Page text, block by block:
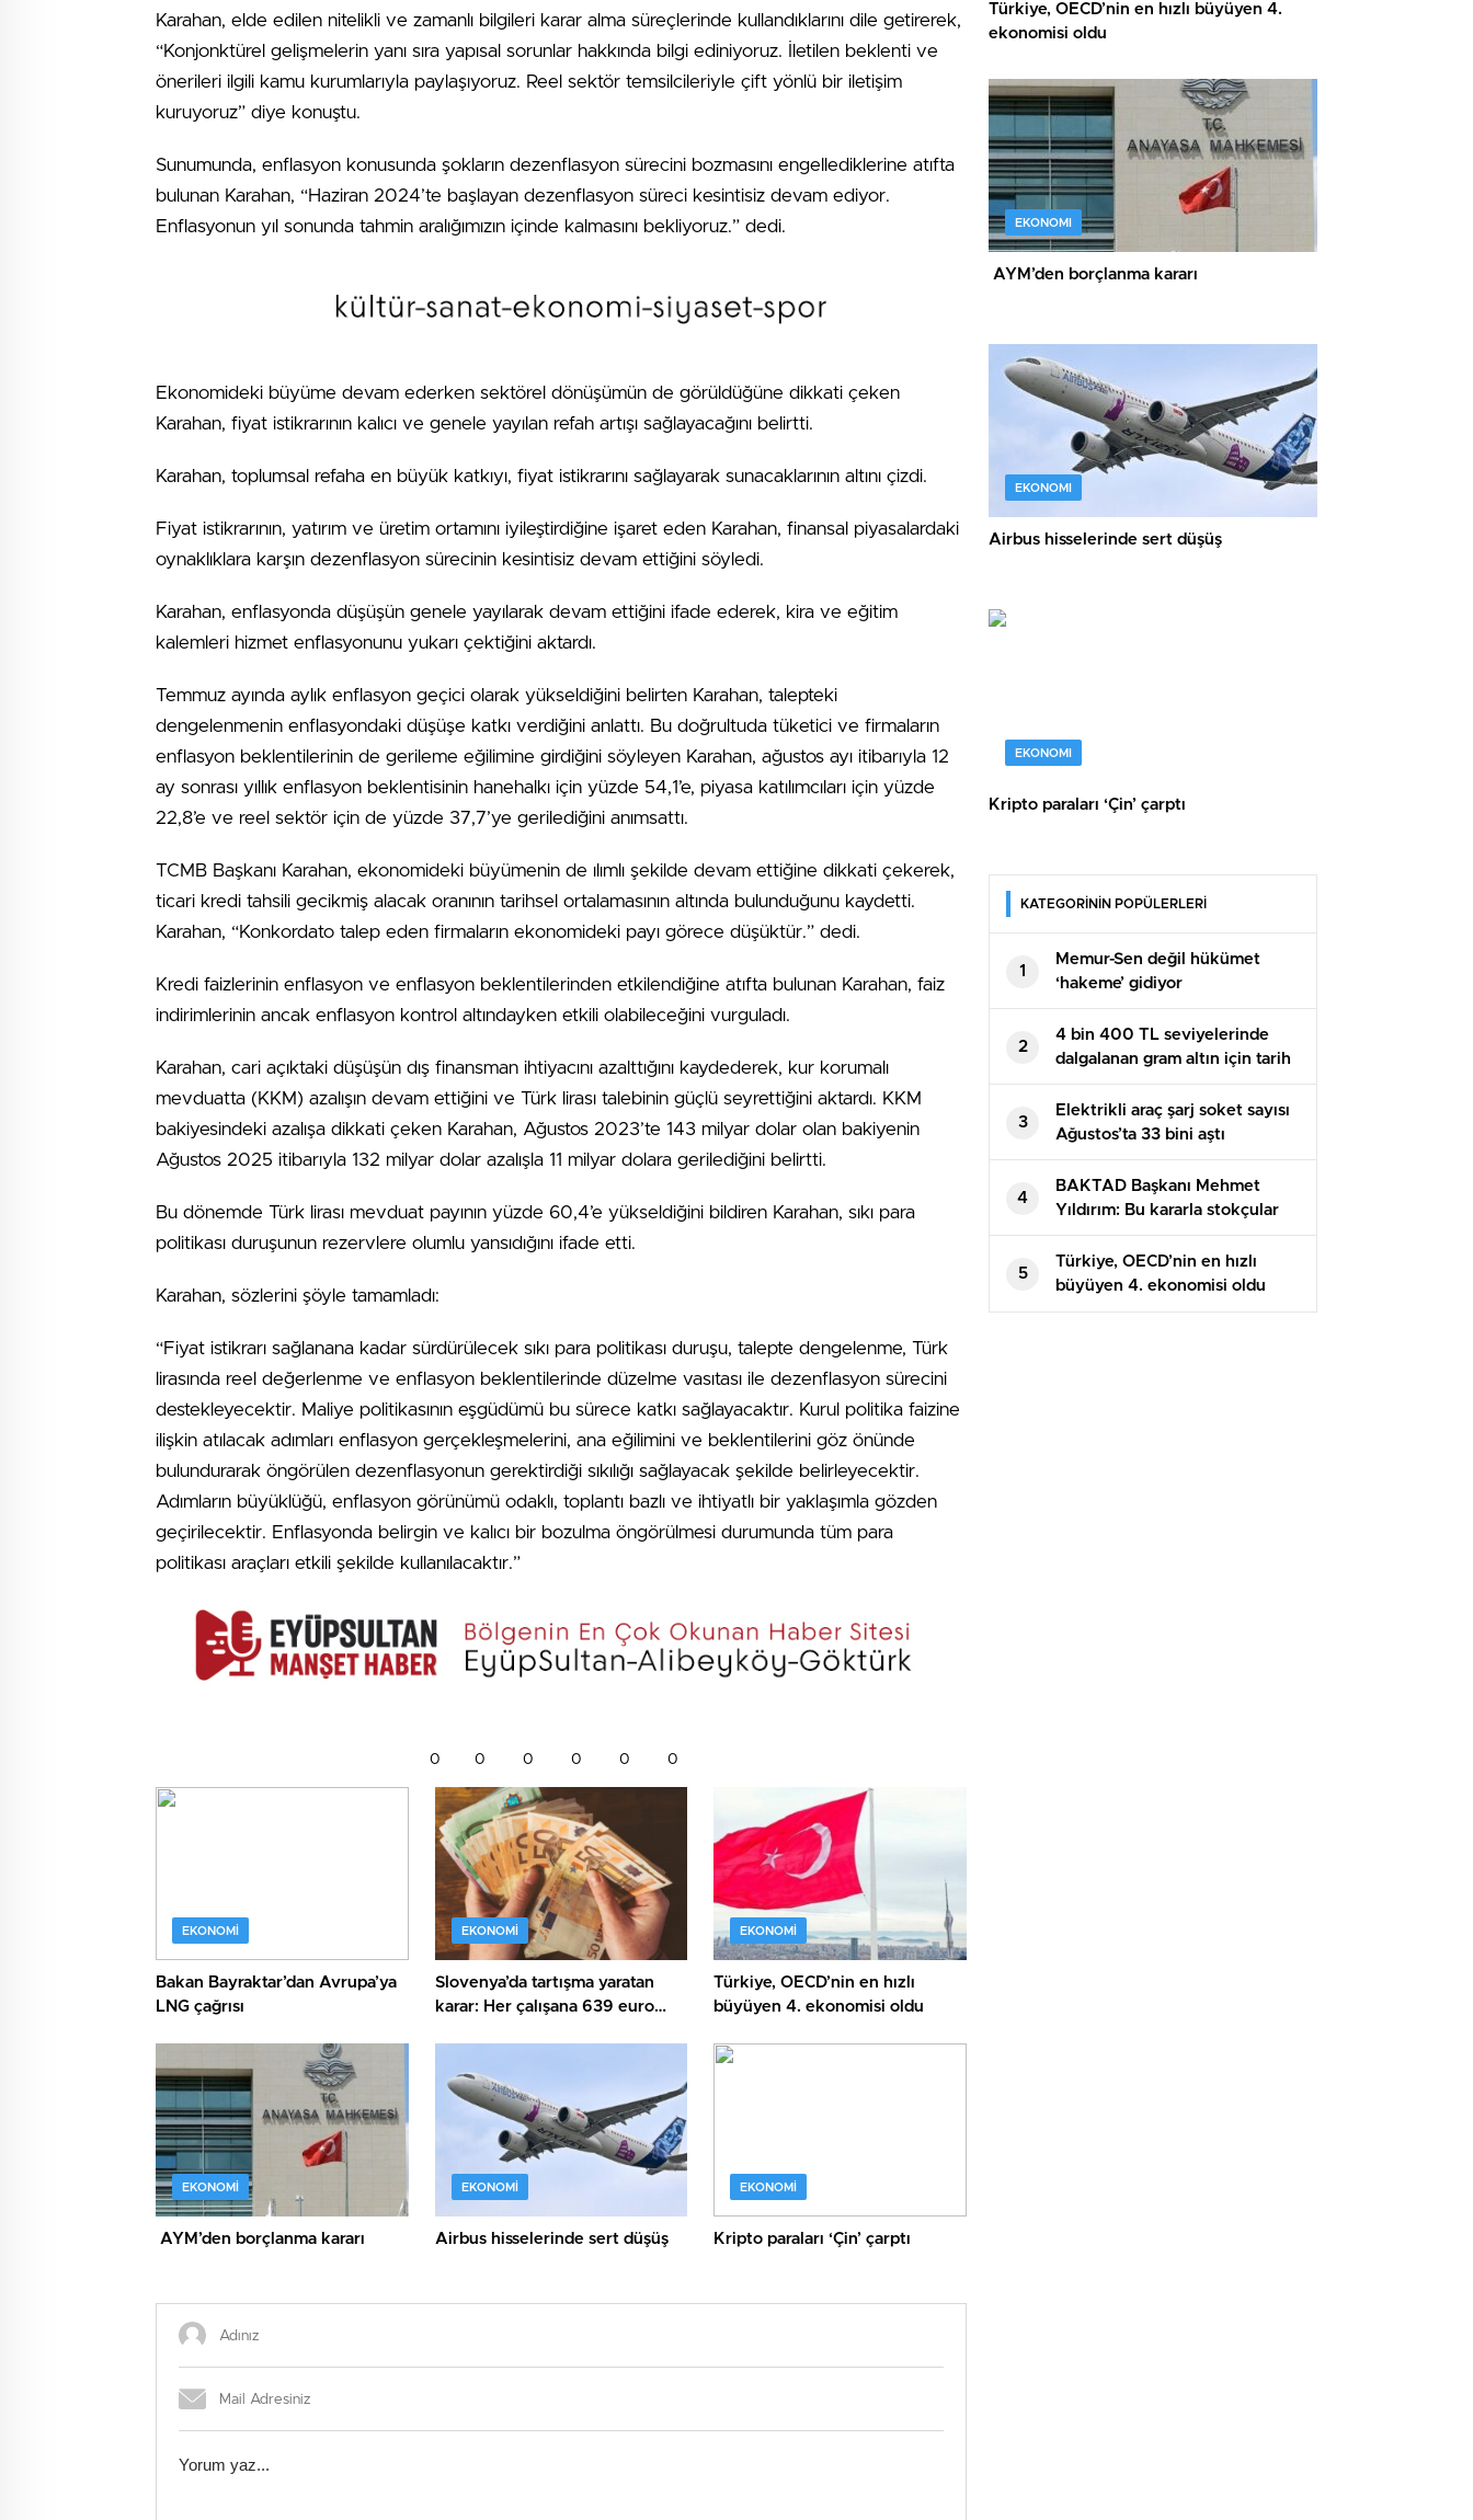
Karahan, elde edilen nitelikli ve zamanlı bilgileri karar alma süreçlerinde kullandıklarını dile getirerek,
“Konjonktürel gelişmelerin yanı sıra yapısal sorunlar hakkında bilgi ediniyoruz. İletilen beklenti ve
önerileri ilgili kamu kurumlarıyla paylaşıyoruz. Reel sektör temsilcileriyle çift yönlü bir iletişim
kuruyoruz” diye konuştu.
Sunumunda, enflasyon konusunda şokların dezenflasyon sürecini bozmasını engellediklerine atıfta
bulunan Karahan, “Haziran 2024’te başlayan dezenflasyon süreci kesintisiz devam ediyor.
Enflasyonun yıl sonunda tahmin aralığımızın içinde kalmasını bekliyoruz.” dedi.
Ekonomideki büyüme devam ederken sektörel dönüşümün de görüldüğüne dikkati çeken
Karahan, fiyat istikrarının kalıcı ve genele yayılan refah artışı sağlayacağını belirtti.
Karahan, toplumsal refaha en büyük katkıyı, fiyat istikrarını sağlayarak sunacaklarının altını çizdi.
Fiyat istikrarının, yatırım ve üretim ortamını iyileştirdiğine işaret eden Karahan, finansal piyasalardaki
oynaklıklara karşın dezenflasyon sürecinin kesintisiz devam ettiğini söyledi.
Karahan, enflasyonda düşüşün genele yayılarak devam ettiğini ifade ederek, kira ve eğitim
kalemleri hizmet enflasyonunu yukarı çektiğini aktardı.
Temmuz ayında aylık enflasyon geçici olarak yükseldiğini belirten Karahan, talepteki
dengelenmenin enflasyondaki düşüşe katkı verdiğini anlattı. Bu doğrultuda tüketici ve firmaların
enflasyon beklentilerinin de gerileme eğilimine girdiğini söyleyen Karahan, ağustos ayı itibarıyla 12
ay sonrası yıllık enflasyon beklentisinin hanehalkı için yüzde 54,1’e, piyasa katılımcıları için yüzde
22,8’e ve reel sektör için de yüzde 37,7’ye gerilediğini anımsattı.
TCMB Başkanı Karahan, ekonomideki büyümenin de ılımlı şekilde devam ettiğine dikkati çekerek,
ticari kredi tahsili gecikmiş alacak oranının tarihsel ortalamasının altında bulunduğunu kaydetti.
Karahan, “Konkordato talep eden firmaların ekonomideki payı görece düşüktür.” dedi.
Kredi faizlerinin enflasyon ve enflasyon beklentilerinden etkilendiğine atıfta bulunan Karahan, faiz
indirimlerinin ancak enflasyon kontrol altındayken etkili olabileceğini vurguladı.
Karahan, cari açıktaki düşüşün dış finansman ihtiyacını azalttığını kaydederek, kur korumalı
mevduatta (KKM) azalışın devam ettiğini ve Türk lirası talebinin güçlü seyrettiğini aktardı. KKM
bakiyesindeki azalışa dikkati çeken Karahan, Ağustos 2023’te 143 milyar dolar olan bakiyenin
Ağustos 2025 itibarıyla 132 milyar dolar azalışla 11 milyar dolara gerilediğini belirtti.
Bu dönemde Türk lirası mevduat payının yüzde 60,4’e yükseldiğini bildiren Karahan, sıkı para
politikası duruşunun rezervlere olumlu yansıdığını ifade etti.
Karahan, sözlerini şöyle tamamladı:
“Fiyat istikrarı sağlanana kadar sürdürülecek sıkı para politikası duruşu, talepte dengelenme, Türk
lirasında reel değerlenme ve enflasyon beklentilerinde düzelme vasıtası ile dezenflasyon sürecini
destekleyecektir. Maliye politikasının eşgüdümü bu sürece katkı sağlayacaktır. Kurul politika faizine
ilişkin atılacak adımları enflasyon gerçekleşmelerini, ana eğilimini ve beklentilerini göz önünde
bulundurarak öngörülen dezenflasyonun gerektirdiği sıkılığı sağlayacak şekilde belirleyecektir.
Adımların büyüklüğü, enflasyon görünümü odaklı, toplantı bazlı ve ihtiyatlı bir yaklaşımla gözden
geçirilecektir. Enflasyonda belirgin ve kalıcı bir bozulma öngörülmesi durumunda tüm para
politikası araçları etkili şekilde kullanılacaktır.”
0 0 0 0 0 0
EKONOMI
Bakan Bayraktar’dan Avrupa’ya
LNG çağrısı
EKONOMI
Slovenya’da tartışma yaratan
karar: Her çalışana 639 euro
EKONOMI
Türkiye, OECD’nin en hızlı
büyüyen 4. ekonomisi oldu
EKONOMI
AYM’den borçlanma kararı
EKONOMI
Airbus hisselerinde sert düşüş
EKONOMI
Kripto paraları ‘Çin’ çarptı
Türkiye, OECD’nin en hızlı büyüyen 4.
ekonomisi oldu
EKONOMI
AYM’den borçlanma kararı
EKONOMI
Airbus hisselerinde sert düşüş
EKONOMI
Kripto paraları ‘Çin’ çarptı
KATEGORİNİN POPÜLERLERİ
1
Memur-Sen değil hükümet
‘hakeme’ gidiyor
2
4 bin 400 TL seviyelerinde
dalgalanan gram altın için tarih
verildi!
3
Elektrikli araç şarj soket sayısı
Ağustos’ta 33 bini aştı
4
BAKTAD Başkanı Mehmet
Yıldırım: Bu kararla stokçular
hariç herkes kazançlı çıkacak
5
Türkiye, OECD’nin en hızlı
büyüyen 4. ekonomisi oldu